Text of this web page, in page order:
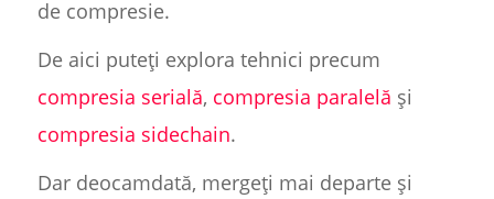
de compresie.
De aici puteți explora tehnici precum
compresia serială, compresia paralelă și
compresia sidechain.
Dar deocamdată, mergeți mai departe și